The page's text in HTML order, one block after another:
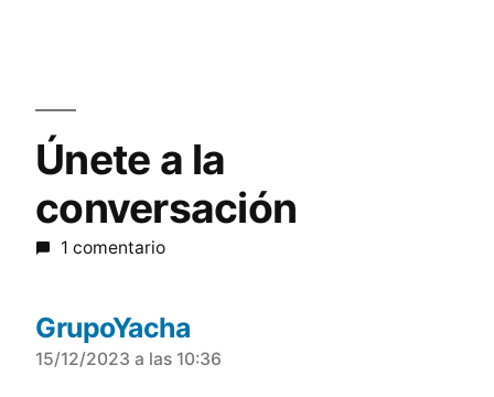
Únete a la
conversación
1 comentario
GrupoYacha
15/12/2023 a las 10:36